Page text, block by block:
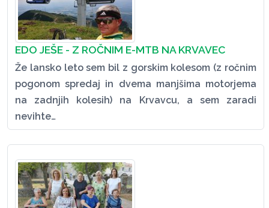
EDO JEŠE - Z ROČNIM E-MTB NA KRVAVEC
Že lansko leto sem bil z gorskim kolesom (z ročnim
pogonom spredaj in dvema manjšima motorjema
na zadnjih kolesih) na Krvavcu, a sem zaradi
nevihte…